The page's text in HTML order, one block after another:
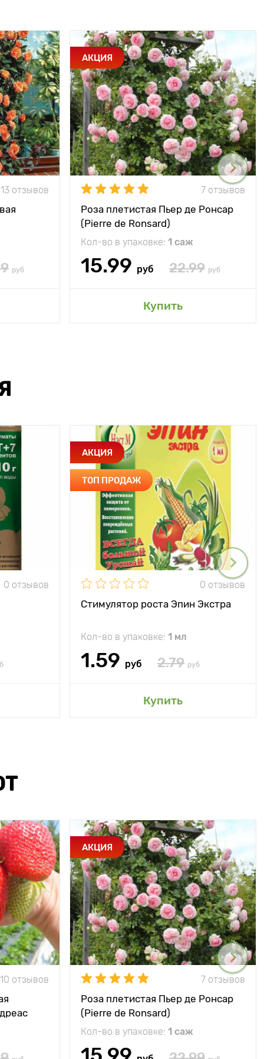
13 отзывов
руб
АКЦИЯ
7 отзывов
Роза плетистая Пьер де Ронсар
(Pierre de Ronsard)
Кол-во в упаковке: 1 саж
15.99 руб 22.99 руб
Купить
0 отзывов
АКЦИЯ
ТОП ПРОДАЖ
0 отзывов
Стимулятор роста Эпин Экстра
Кол-во в упаковке: 1 мл
1.59 руб 2.79 руб
Купить
10 отзывов
АКЦИЯ
7 отзывов
Роза плетистая Пьер де Ронсар
(Pierre de Ronsard)
Кол-во в упаковке: 1 саж